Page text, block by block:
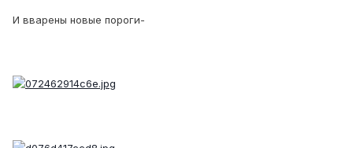
И вварены новые пороги-